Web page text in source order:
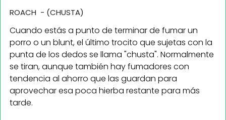
ROACH - (CHUSTA)
Cuando estás a punto de terminar de fumar un
porro o un blunt, el último trocito que sujetas con la
punta de los dedos se llama "chusta". Normalmente
se tiran, aunque también hay fumadores con
tendencia al ahorro que las guardan para
aprovechar esa poca hierba restante para más
tarde.